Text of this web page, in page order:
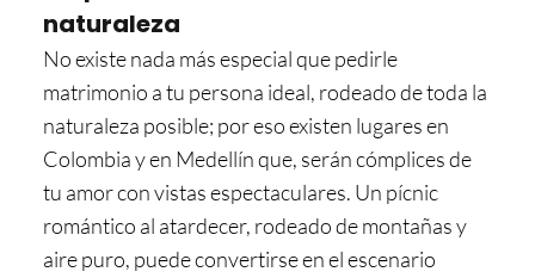
naturaleza
No existe nada más especial que pedirle
matrimonio a tu persona ideal, rodeado de toda la
naturaleza posible; por eso existen lugares en
Colombia y en Medellín que, serán cómplices de
tu amor con vistas espectaculares. Un pícnic
romántico al atardecer, rodeado de montañas y
aire puro, puede convertirse en el escenario